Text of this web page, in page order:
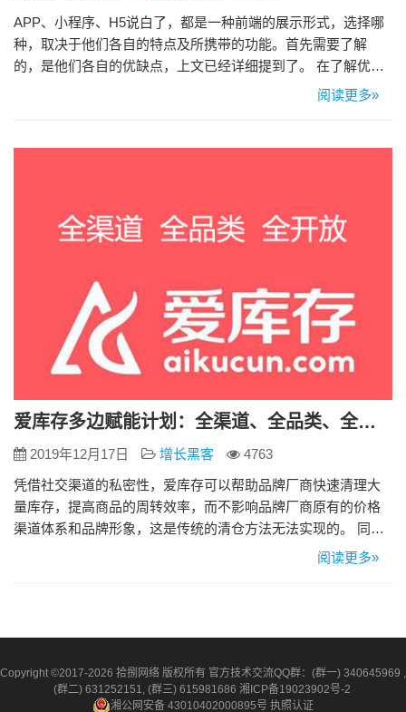
APP、小程序、H5说白了，都是一种前端的展示形式，选择哪
种，取决于他们各自的特点及所携带的功能。首先需要了解
的，是他们各自的优缺点，上文已经详细提到了。 在了解优缺
点之后，是公司的定位，以及做产品的定位。打个比方，工具
择做小程序远比做APP的成本来得低。 下面会从几个角度上来
阅读更多»
爱库存多边赋能计划：全渠道、全品类、全开放
2019年12月17日 增长黑客
4763
凭借社交渠道的私密性，爱库存可以帮助品牌厂商快速清理大
量库存，提高商品的周转效率，而不影响品牌厂商原有的价格
渠道体系和品牌形象，这是传统的清仓方法无法实现的。 同
时，爱库存提供“5天入驻，7天回款”的服务，保证品牌经销商的
象力。在成立…
阅读更多»
Copyright ©2017-2026 拾捌网络 版权所有 官方技术交流QQ群：(群一) 340645969 ,
(群二) 631252151, (群三) 615981686 湘ICP备19023902号-2
湘公网安备 43010402000895号 执照认证